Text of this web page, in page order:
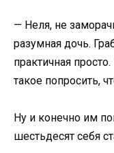
— Неля, не
разумная дочь.
практичная
такое попросить,
Ну и конечно им
шестьдесят себя